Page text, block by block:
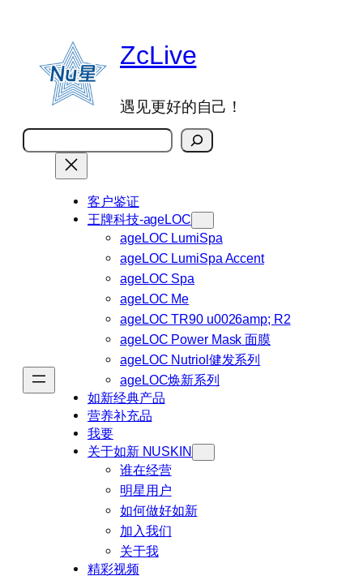
ZcLive
遇见更好的自己！
搜
索
客户鉴证
王牌科技-ageLOC
ageLOC LumiSpa
ageLOC LumiSpa Accent
ageLOC Spa
ageLOC Me
ageLOC TR90 u0026amp; R2
ageLOC Power Mask 面膜
ageLOC Nutriol健发系列
ageLOC焕新系列
如新经典产品
营养补充品
我要
关于如新 NUSKIN
谁在经营
明星用户
如何做好如新
加入我们
关于我
精彩视频